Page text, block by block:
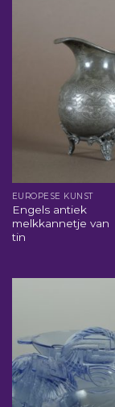
EUROPESE KUNST
Engels antiek
melkkannetje van
tin